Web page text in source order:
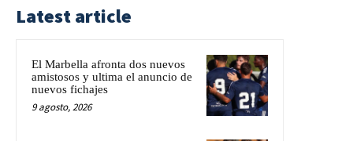
Latest article
El Marbella afronta dos nuevos
amistosos y ultima el anuncio de
nuevos fichajes
9 agosto, 2026